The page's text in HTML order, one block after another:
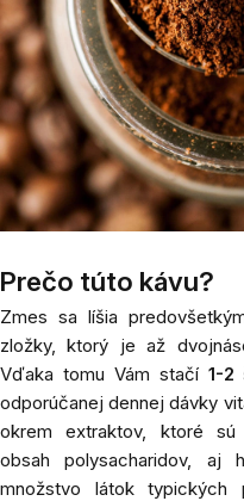
Prečo túto kávu?
Zmes sa líšia
zložky, ktorý je až
Vďaka tomu Vám stačí 1-2
odporúčanej dennej dávky
okrem extraktov, ktoré sú
obsah polysacharidov, aj
množstvo látok typických